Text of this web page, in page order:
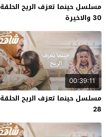
مسلسل حينما تعزف الريح الحلقة
30 والاخيرة
00:39:11
مسلسل حينما تعزف الريح الحلقة
28